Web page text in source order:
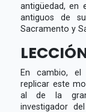
antigüedad, en
antiguos de
Sacramento y
En cambio, el
replicar este
al de la gran
investigador